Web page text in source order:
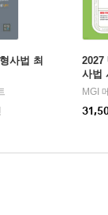
사법 최
2027
사법
모의
MGI